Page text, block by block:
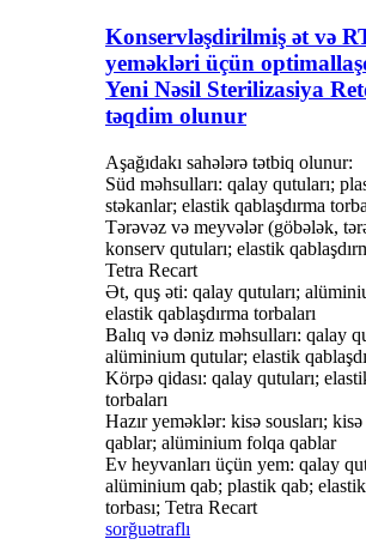
Konservləşdirilmiş ət və
yeməkləri üçün
Yeni Nəsil Sterilizasiya
təqdim olunur
Aşağıdakı sahələrə tətbiq olunur:
Süd məhsulları: qalay qutuları;
stəkanlar; elastik qablaşdırma
Tərəvəz və meyvələr (göbələk,
konserv qutuları; elastik
Tetra Recart
Ət, quş əti: qalay qutuları;
elastik qablaşdırma torbaları
Balıq və dəniz məhsulları: qalay
alüminium qutular; elastik
Körpə qidası: qalay qutuları;
torbaları
Hazır yeməklər: kisə sousları;
qablar; alüminium folqa qablar
Ev heyvanları üçün yem: qalay
alüminium qab; plastik qab; elastik
torbası; Tetra Recart
sorğuətraflı